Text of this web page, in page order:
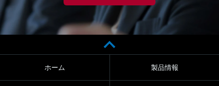
ホーム 製品情報